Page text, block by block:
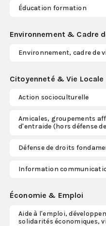
Éducation formation
Environnement & Cadre
Environnement, cadre de
Citoyenneté & Vie Locale
Action socioculturelle
Amicales, groupements
d'entraide (hors défense
Défense de droits
Information
Économie & Emploi
Aide à l'emploi,
solidarités économiques,